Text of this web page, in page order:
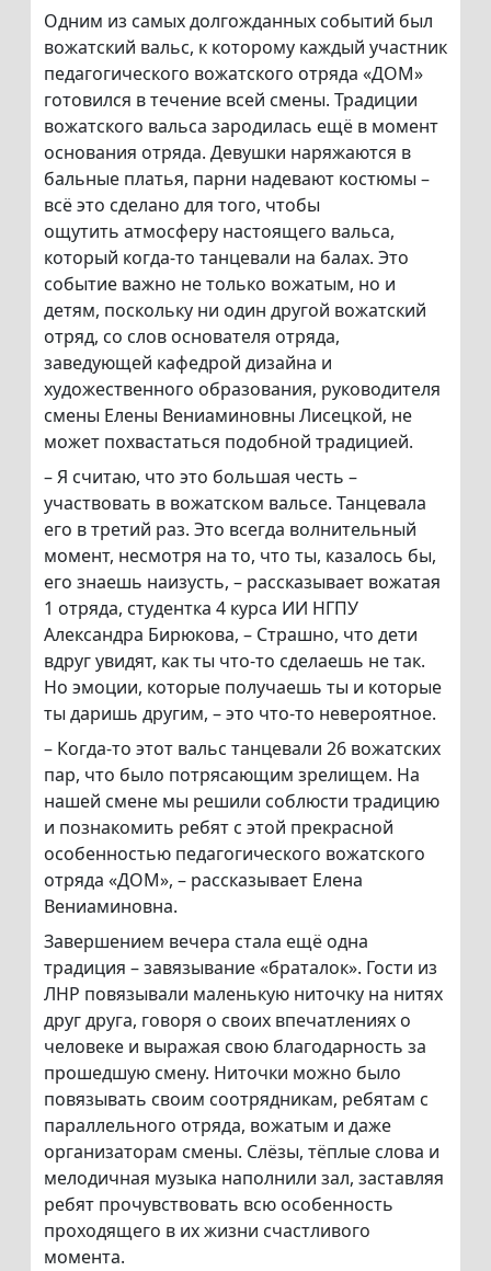
Одним из самых долгожданных событий был
вожатский вальс, к которому каждый участник
педагогического вожатского отряда «ДОМ»
готовился в течение всей смены. Традиции
вожатского вальса зародилась ещё в момент
основания отряда. Девушки наряжаются в
бальные платья, парни надевают костюмы –
всё это сделано для того, чтобы
ощутить атмосферу настоящего вальса,
который когда-то танцевали на балах. Это
событие важно не только вожатым, но и
детям, поскольку ни один другой вожатский
отряд, со слов основателя отряда,
заведующей кафедрой дизайна и
художественного образования, руководителя
смены Елены Вениаминовны Лисецкой, не
может похвастаться подобной традицией.
– Я считаю, что это большая честь –
участвовать в вожатском вальсе. Танцевала
его в третий раз. Это всегда волнительный
момент, несмотря на то, что ты, казалось бы,
его знаешь наизусть, – рассказывает вожатая
1 отряда, студентка 4 курса ИИ НГПУ
Александра Бирюкова, – Страшно, что дети
вдруг увидят, как ты что-то сделаешь не так.
Но эмоции, которые получаешь ты и которые
ты даришь другим, – это что-то невероятное.
– Когда-то этот вальс танцевали 26 вожатских
пар, что было потрясающим зрелищем. На
нашей смене мы решили соблюсти традицию
и познакомить ребят с этой прекрасной
особенностью педагогического вожатского
отряда «ДОМ», – рассказывает Елена
Вениаминовна.
Завершением вечера стала ещё одна
традиция – завязывание «браталок». Гости из
ЛНР повязывали маленькую ниточку на нитях
друг друга, говоря о своих впечатлениях о
человеке и выражая свою благодарность за
прошедшую смену. Ниточки можно было
повязывать своим соотрядникам, ребятам с
параллельного отряда, вожатым и даже
организаторам смены. Слёзы, тёплые слова и
мелодичная музыка наполнили зал, заставляя
ребят прочувствовать всю особенность
проходящего в их жизни счастливого
момента.